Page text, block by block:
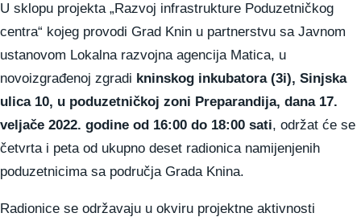
U sklopu projekta „Razvoj infrastrukture Poduzetničkog
centra“ kojeg provodi Grad Knin u partnerstvu sa Javnom
ustanovom Lokalna razvojna agencija Matica, u
novoizgrađenoj zgradi kninskog inkubatora (3i), Sinjska
ulica 10, u poduzetničkoj zoni Preparandija, dana 17.
veljače 2022. godine od 16:00 do 18:00 sati, održat će se
četvrta i peta od ukupno deset radionica namijenjenih
poduzetnicima sa područja Grada Knina.
Radionice se održavaju u okviru projektne aktivnosti